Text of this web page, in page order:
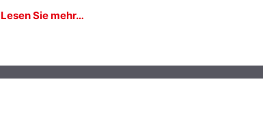
Lesen Sie mehr…